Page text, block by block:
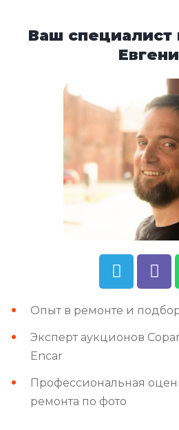
Ваш специалист
Опыт в ремонте и
Эксперт аукционов
Encar
Профессиональная
ремонта по фото